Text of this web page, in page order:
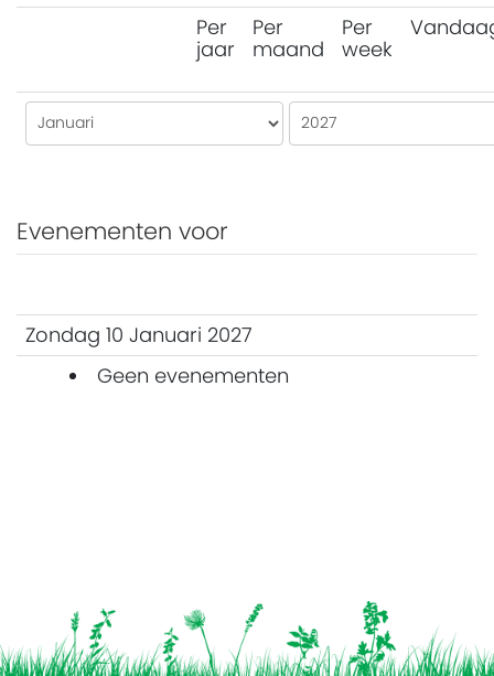
Per
jaar
Per
maand
Per
week
Evenementen voor
Zondag 10 Januari 2027
Geen evenementen